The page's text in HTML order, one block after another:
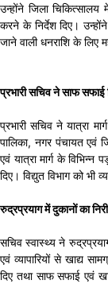
उन्होंने जिला
करने के निर्देश दिए।
जाने वाली धनराशि के लिए
प्रभारी सचिव ने साफ
प्रभारी सचिव ने यात्रा
पालिका, नगर पंचायत एवं
एवं यात्रा मार्ग के
दिए। विद्युत विभाग को भी
रुद्रप्रयाग में दुकानों का
सचिव स्वास्थ्य ने
एवं व्यापारियों से खाद्य
दिए तथा साफ सफाई एवं